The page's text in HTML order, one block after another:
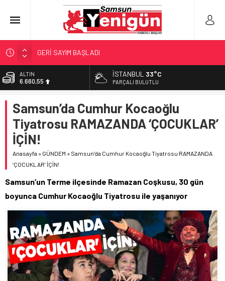
GERİ SAYIM BAŞLADI
SAMSUNSPOR’DA HEDEF 5’İNCİLİK!
‘BAFRA’YA YATIRIM YAPIN!’
YÖNETİCİ SEÇERKEN YAPILAN EN BÜYÜK HATALAR
BİST
13.779,39
47,7111
EURO
55,1881
ALTIN
6.660,55
İSTANBUL 33°C
PARÇALI BULUTLU
Samsun’da Cumhur Kocaoğlu
Tiyatrosu RAMAZANDA ‘ÇOCUKLAR’
İÇİN!
Anasayfa » GÜNDEM » Samsun’da Cumhur Kocaoğlu Tiyatrosu RAMAZANDA
‘ÇOCUKLAR’ İÇİN!
Samsun’un Terme ilçesinde Ramazan Coşkusu, 30 gün
boyunca Cumhur Kocaoğlu Tiyatrosu ile yaşanıyor